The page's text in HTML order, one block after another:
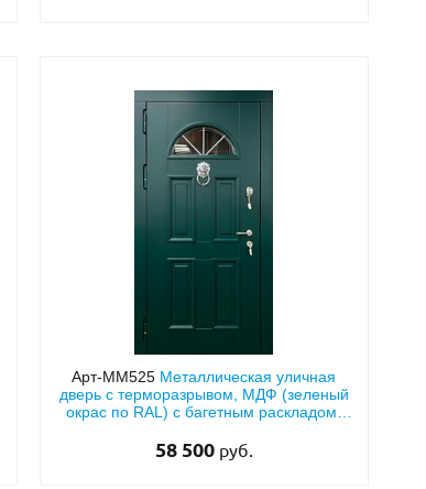
Арт-ММ525 Металлическая уличная
дверь с терморазрывом, МДФ (зеленый
окрас по RAL) с багетным раскладом,
кнокером
58 500 руб.